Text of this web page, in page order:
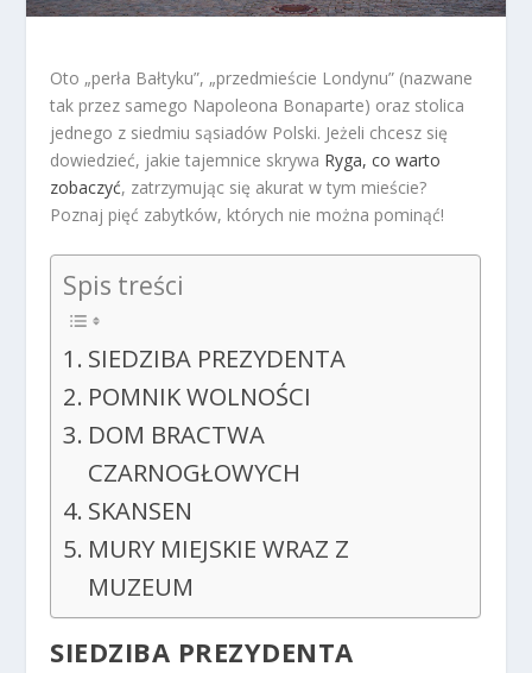
Oto „perła Bałtyku”, „przedmieście Londynu” (nazwane
tak przez samego Napoleona Bonaparte) oraz stolica
jednego z siedmiu sąsiadów Polski. Jeżeli chcesz się
dowiedzieć, jakie tajemnice skrywa Ryga, co warto
zobaczyć, zatrzymując się akurat w tym mieście?
Poznaj pięć zabytków, których nie można pominąć!
Spis treści
SIEDZIBA PREZYDENTA
POMNIK WOLNOŚCI
DOM BRACTWA
CZARNOGŁOWYCH
SKANSEN
MURY MIEJSKIE WRAZ Z
MUZEUM
SIEDZIBA PREZYDENTA